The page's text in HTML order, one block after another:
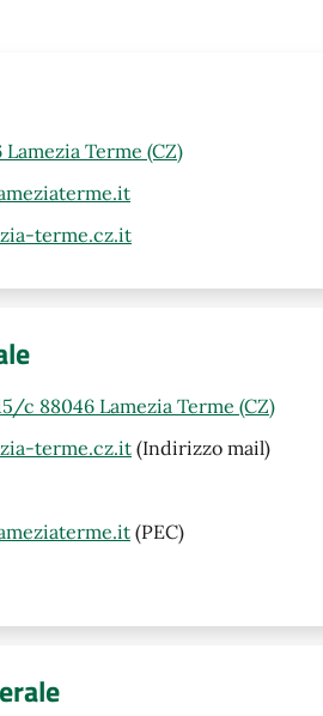
Terme (CZ)
terme.cz.it
c 88046 Lamezia Terme (CZ)
terme.cz.it(Indirizzo mail)
(PEC)